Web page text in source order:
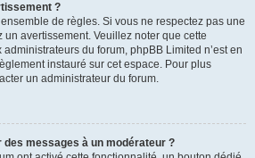
?
de règles. Si vous ne respectez pas une
avertissement. Veuillez noter que cette
administrateurs du forum, phpBB Limited n’est en
instauré sur cet espace. Pour plus
un administrateur du forum.
messages à un modérateur ?